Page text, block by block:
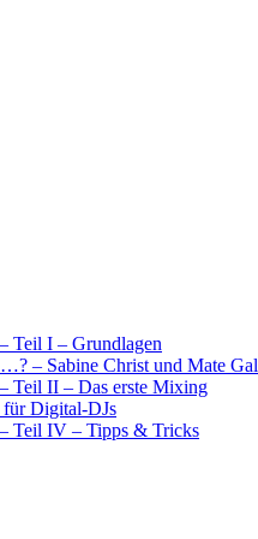
Teil I – Grundlagen
– Sabine Christ und Mate
Teil II – Das erste Mixing
für Digital-DJs
Teil IV – Tipps & Tricks